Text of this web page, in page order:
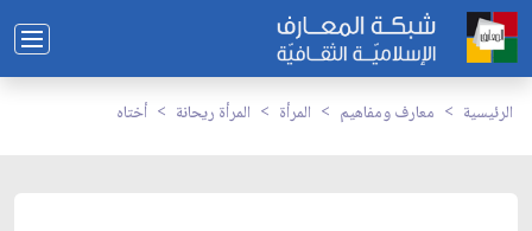
الرئيسية معارف ومفاهيم المرأة المرأة ريحانة أختاه